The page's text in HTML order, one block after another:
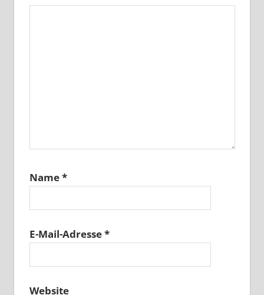
Name*
E-Mail-Adresse*
Website